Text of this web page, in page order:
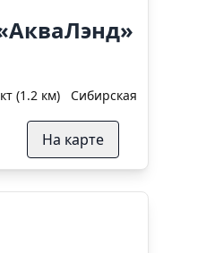
(1.2 км) Сибирская (1.3 км)
На карте